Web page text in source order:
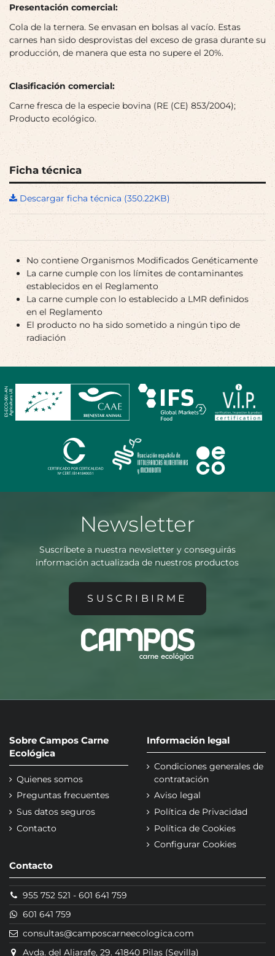
Presentación comercial:
Cola de la ternera. Se envasan en bolsas al vacío. Estas
carnes han sido desprovistas del exceso de grasa durante su
producción, de manera que esta no supere el 20%.
Clasificación comercial:
Carne fresca de la especie bovina (RE (CE) 853/2004);
Producto ecológico.
Ficha técnica
Descargar ficha técnica (350.22KB)
No contiene Organismos Modificados Genéticamente
La carne cumple con los límites de contaminantes
establecidos en el Reglamento
La carne cumple con lo establecido a LMR definidos
en el Reglamento
El producto no ha sido sometido a ningún tipo de
radiación
Newsletter
Suscríbete a nuestra newsletter y conseguirás
información actualizada de nuestros productos
SUSCRIBIRME
Sobre Campos Carne
Ecológica
Quienes somos
Preguntas frecuentes
Sus datos seguros
Contacto
Información legal
Condiciones generales de
contratación
Aviso legal
Política de Privacidad
Política de Cookies
Configurar Cookies
Contacto
955 752 521 -601 641 759
601 641 759
consultas@camposcarneecologica.com
Avda. del Aljarafe, 29. 41840 Pilas (Sevilla)